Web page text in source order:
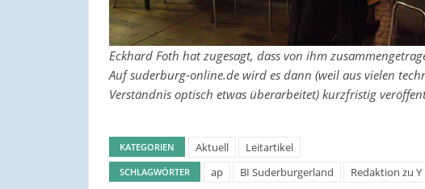
Eckhard Foth hat zugesagt, dass von ihm
Auf suderburg-online.de wird es dann (weil aus vielen
Verständnis optisch etwas überarbeitet) kurzfristig
KATEGORIEN Aktuell Leitartikel
SCHLAGWÖRTER ap BI Suderburgerland Redaktion zu Y